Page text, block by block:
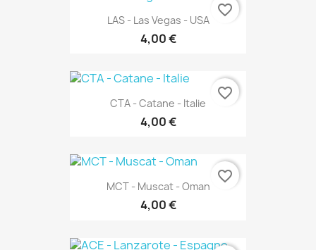
LAS - Las Vegas - USA
4,00 €
favorite_border
CTA - Catane - Italie
4,00 €
favorite_border
MCT - Muscat - Oman
4,00 €
favorite_border